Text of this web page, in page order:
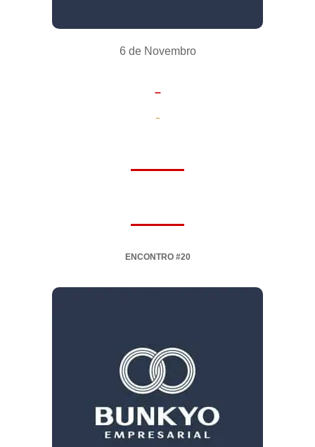
6 de Novembro
–
-
ENCONTRO #20